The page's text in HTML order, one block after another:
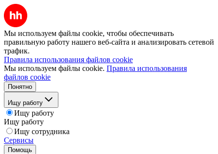
Мы используем файлы cookie, чтобы обеспечивать
правильную работу нашего веб-сайта и анализировать сетевой
трафик.
Правила использования файлов cookie
Мы используем файлы cookie. Правила использования
файлов cookie
Понятно
Ищу работу
Ищу работу
Ищу работу
Ищу сотрудника
Сервисы
Помощь